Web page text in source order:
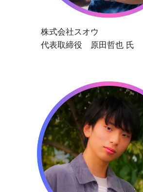
株式会社スオウ
代表取締役 原田哲也 氏